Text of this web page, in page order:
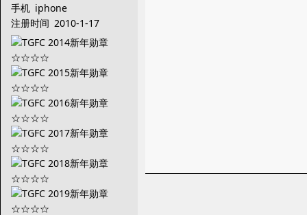
手机 iphone
注册时间 2010-1-17